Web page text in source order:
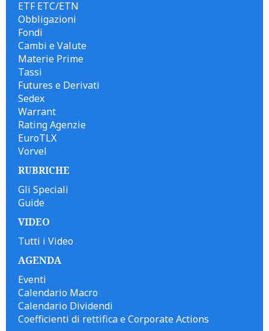
ETF ETC/ETN
Obbligazioni
Fondi
Cambi e Valute
Materie Prime
Tassi
Futures e Derivati
Sedex
Warrant
Rating Agenzie
EuroTLX
Vorvel
RUBRICHE
Gli Speciali
Guide
VIDEO
Tutti i Video
AGENDA
Eventi
Calendario Macro
Calendario Dividendi
Coefficienti di rettifica e Corporate Actions